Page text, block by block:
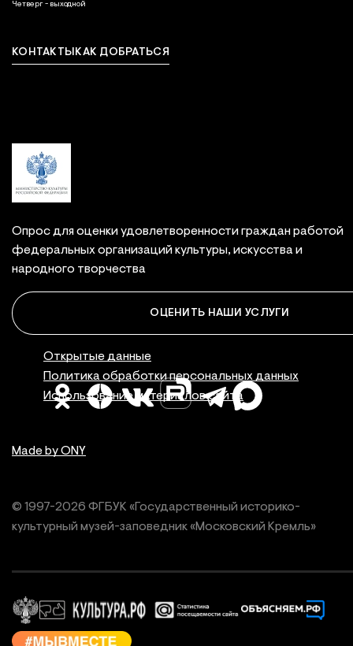
Четверг - выходной
Связаться с нами
КОНТАКТЫКАК ДОБРАТЬСЯ
Опрос для оценки удовлетворенности граждан работой
федеральных организаций культуры, искусства и
народного творчества
ОЦЕНИТЬ НАШИ УСЛУГИ
Made by ONY
© 1997-2026 ФГБУК «Государственный историко-
культурный музей-заповедник «Московский Кремль»
Правовая
Открытые данные
Политика обработки персональных данных
Использование материалов сайта